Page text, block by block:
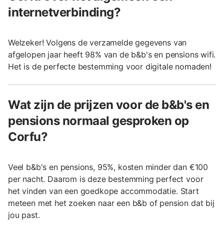
internetverbinding?
Welzeker! Volgens de verzamelde gegevens van
afgelopen jaar heeft 98% van de b&b's en pensions wifi.
Het is de perfecte bestemming voor digitale nomaden!
Wat zijn de prijzen voor de b&b's en
pensions normaal gesproken op
Corfu?
Veel b&b's en pensions, 95%, kosten minder dan €100
per nacht. Daarom is deze bestemming perfect voor
het vinden van een goedkope accommodatie. Start
meteen met het zoeken naar een b&b of pension dat bij
jou past.